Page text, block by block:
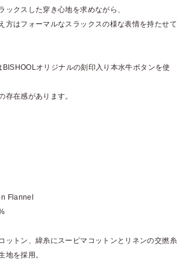
ックスした穿き心地を求めながら、
方はフォーマルなスラックスの様な表情を持たせて
オリジナルの刻印入り本水牛ボタンを使
存在感があります。
Flannel
ットン、緯糸にスーピマコットンとリネンの交撚糸
地を採用。